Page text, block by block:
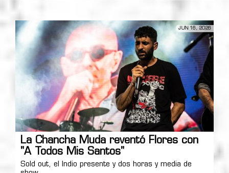
JUN 16, 2026
La Chancha Muda reventó Flores con
"A Todos Mis Santos"
Sold out, el Indio presente y dos horas y media de